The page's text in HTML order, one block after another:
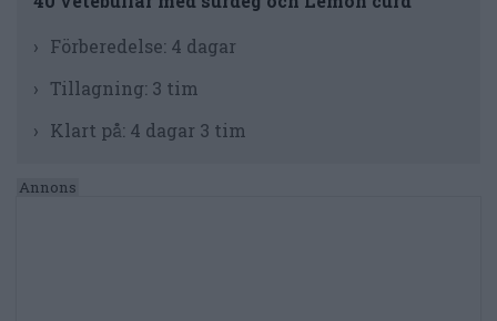
Förberedelse: 4 dagar
Tillagning: 3 tim
Klart på: 4 dagar 3 tim